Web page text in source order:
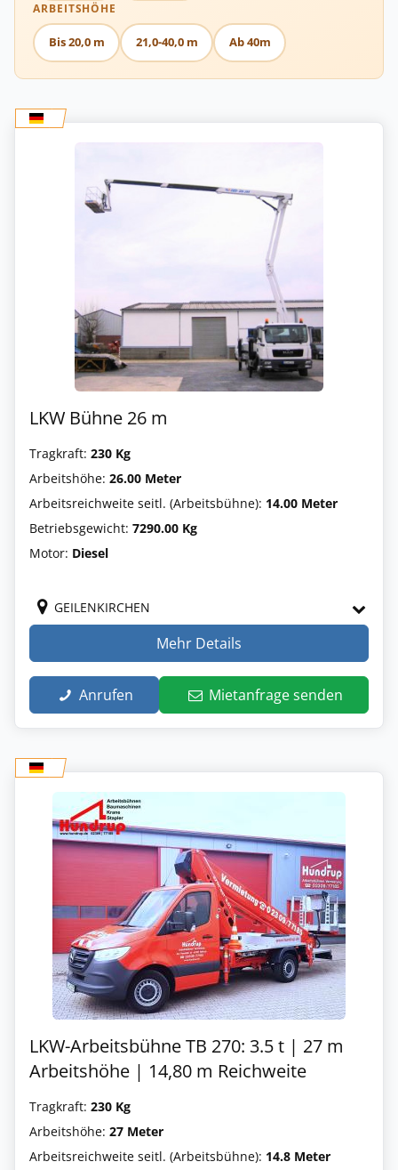
ARBEITSHÖHE
Bis 20,0 m 21,0-40,0 m Ab 40m
LKW Bühne 26 m
Tragkraft: 230 Kg
Arbeitshöhe: 26.00 Meter
Arbeitsreichweite seitl. (Arbeitsbühne): 14.00 Meter
Betriebsgewicht: 7290.00 Kg
Motor: Diesel
GEILENKIRCHEN
Mehr Details
Anrufen Mietanfrage senden
LKW-Arbeitsbühne TB 270: 3.5 t | 27 m
Arbeitshöhe | 14,80 m Reichweite
Tragkraft: 230 Kg
Arbeitshöhe: 27 Meter
Arbeitsreichweite seitl. (Arbeitsbühne): 14.8 Meter